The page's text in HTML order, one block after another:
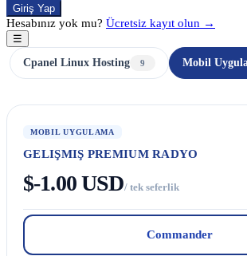
Giriş Yap
Hesabınız yok mu? Ücretsiz kayıt olun →
☰
Cpanel Linux Hosting
9 Mobil
MOBIL UYGULAMA
GELIŞMIŞ PREMIUM RADYO
$-1.00 USD/ tek seferlik
Commander